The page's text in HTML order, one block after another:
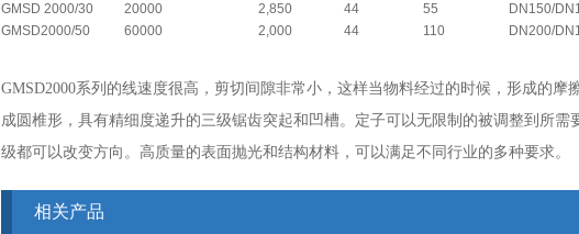
GMSD 2000/30
20000 2,850 44 55
DN150/
GMSD2000/50
60000 2,000 44 110 DN200/
GMSD2000系列的线速度很高，剪切间隙非常小，这样当物料经过的时候，形成的
成圆椎形，具有精细度递升的三级锯齿突起和凹槽。定子可以无限制的被调整到所
级都可以改变方向。高质量的表面抛光和结构材料，可以满足不同行业的多种要求。
相关产品